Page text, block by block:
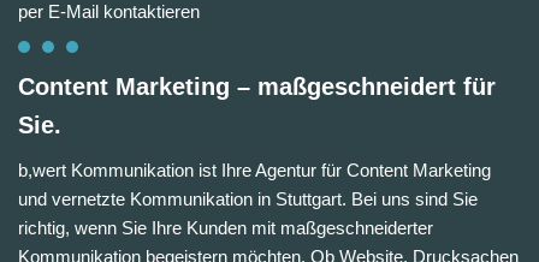
per E-Mail kontaktieren
Content Marketing – maßgeschneidert für
Sie.
b,wert Kommunikation ist Ihre Agentur für Content Marketing
und vernetzte Kommunikation in Stuttgart. Bei uns sind Sie
richtig, wenn Sie Ihre Kunden mit maßgeschneiderter
Kommunikation begeistern möchten. Ob Website, Drucksachen